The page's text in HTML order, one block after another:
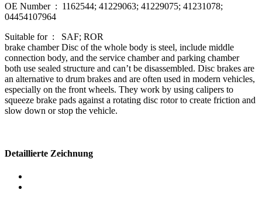
OE Number : 1162544; 41229063; 41229075; 41231078;
04454107964
Suitable for : SAF; ROR
brake chamber Disc of the whole body is steel, include middle
connection body, and the service chamber and parking chamber
both use sealed structure and can’t be disassembled. Disc brakes are
an alternative to drum brakes and are often used in modern vehicles,
especially on the front wheels. They work by using calipers to
squeeze brake pads against a rotating disc rotor to create friction and
slow down or stop the vehicle.
Detaillierte Zeichnung